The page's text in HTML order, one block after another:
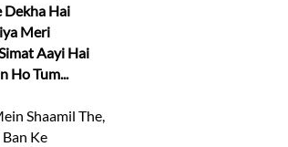
Dekha Hai
Meri
Aayi Hai
Ho Tum...
Shaamil The,
Ke